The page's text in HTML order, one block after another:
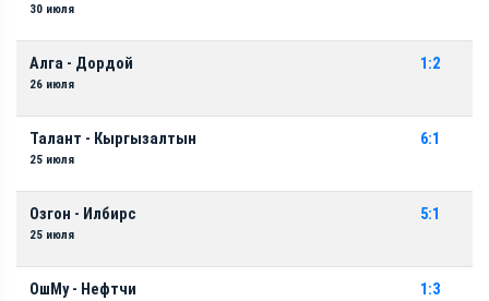
30 июля
Алга - Дордой
26 июля
1:2
Талант - Кыргызалтын
25 июля
6:1
Озгон - Илбирс
25 июля
5:1
ОшМу - Нефтчи 1:3